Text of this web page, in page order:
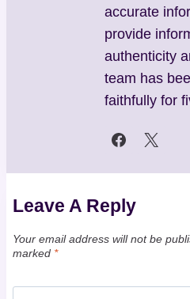
accurate
provide
authenticity
team has
faithfully for
Leave A Reply
Your email address will not be
marked *